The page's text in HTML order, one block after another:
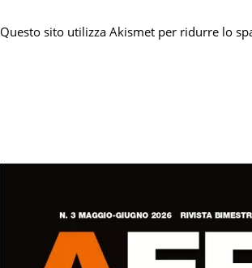
Questo sito utilizza Akismet per ridurre lo